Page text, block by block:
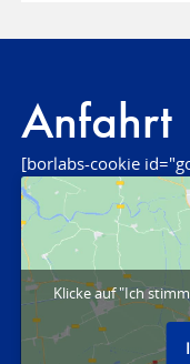
Anfahrt
[borlabs-cookie
Klicke auf "Ich